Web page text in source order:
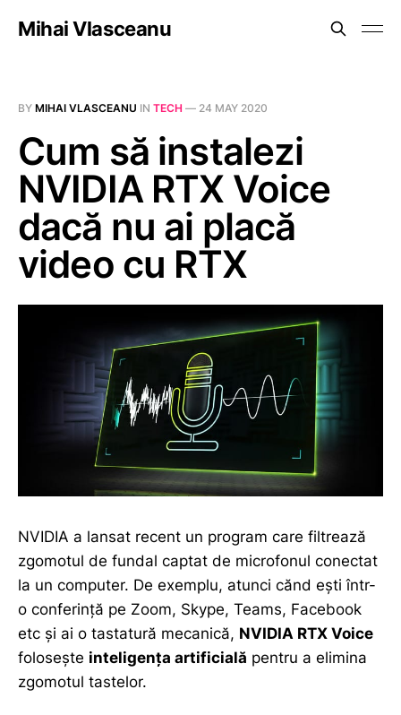
Mihai Vlasceanu
BY MIHAI VLASCEANU IN TECH — 24 MAY 2020
Cum să instalezi
NVIDIA RTX Voice
dacă nu ai placă
video cu RTX
NVIDIA a lansat recent un program care filtrează
zgomotul de fundal captat de microfonul conectat
la un computer. De exemplu, atunci cănd ești într-
o conferință pe Zoom, Skype, Teams, Facebook
etc și ai o tastatură mecanică, NVIDIA RTX Voice
folosește inteligența artificială pentru a elimina
zgomotul tastelor.